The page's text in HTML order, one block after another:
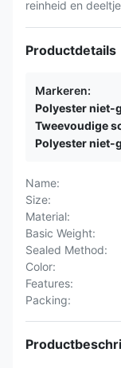
reinheid en
Productdetails
Markeren:
Polyester niet-
Tweevoudige
Polyester niet-
Name:
Size:
Material:
Basic Weight:
Sealed Method:
Color:
Features:
Packing: